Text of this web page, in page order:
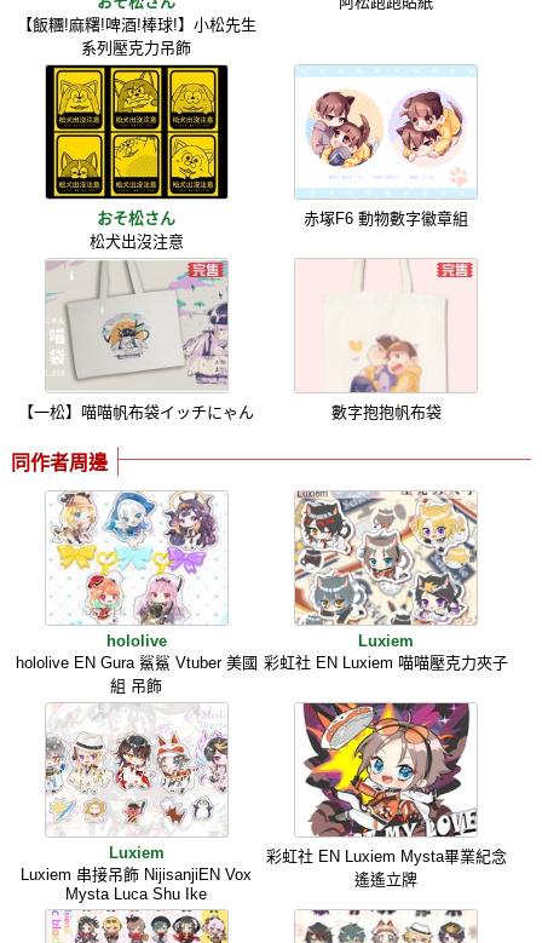
【飯糰!麻糬!啤酒!棒球!】小松先生
系列壓克力吊飾
おそ松さん
松犬出沒注意
赤塚F6 動物數字徽章組
【一松】喵喵帆布袋イッチにゃん 數字抱抱帆布袋
同作者周邊
hololive
hololive EN Gura 鯊鯊 Vtuber 美國
組 吊飾
Luxiem
彩虹社 EN Luxiem 喵喵壓克力夾子
Luxiem
Luxiem 串接吊飾 NijisanjiEN Vox
Mysta Luca Shu Ike
彩虹社 EN Luxiem Mysta畢業紀念
遙遙立牌